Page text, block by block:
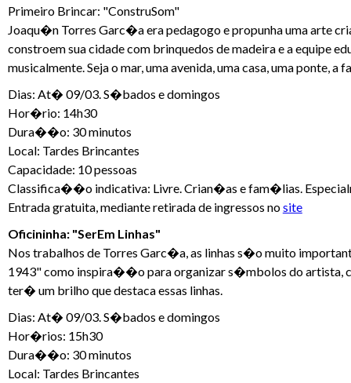
Primeiro Brincar: "ConstruSom"
Joaqu�n Torres Garc�a era pedagogo e propunha uma arte
constroem sua cidade com brinquedos de madeira e a equipe
musicalmente. Seja o mar, uma avenida, uma casa, uma
Dias: At� 09/03. S�bados e domingos
Hor�rio: 14h30
Dura��o: 30 minutos
Local: Tardes Brincantes
Capacidade: 10 pessoas
Classifica��o indicativa: Livre. Crian�as e fam�lias.
Entrada gratuita, mediante retirada de ingressos nosite
Oficininha: "SerEm Linhas"
Nos trabalhos de Torres Garc�a, as linhas s�o muito
1943" como inspira��o para organizar s�mbolos do artista,
ter� um brilho que destaca essas linhas.
Dias: At� 09/03. S�bados e domingos
Hor�rios: 15h30
Dura��o: 30 minutos
Local: Tardes Brincantes